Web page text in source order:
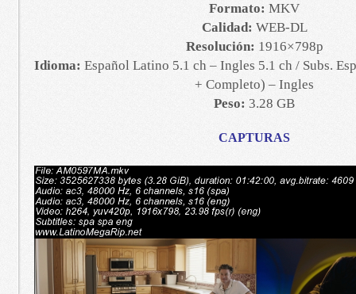
Formato: MKV
Calidad: WEB-DL
Resolución: 1916×798p
Idioma: Español Latino 5.1 ch – Ingles 5.1 ch / Subs.
+ Completo) – Ingles
Peso: 3.28 GB
CAPTURAS